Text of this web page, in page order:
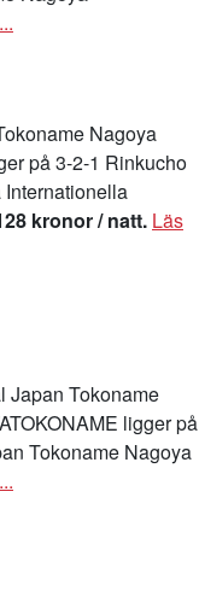
Nagoya
på 3-2-1 Rinkucho
kronor / natt. Läs
Japan Tokoname
ligger på
Tokoname Nagoya